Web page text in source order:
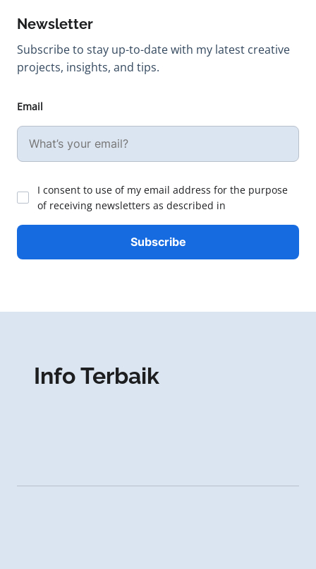
Newsletter
Subscribe to stay up-to-date with my latest creative
projects, insights, and tips.
Email
I consent to use of my email address for the purpose
of receiving newsletters as described in
Info Terbaik